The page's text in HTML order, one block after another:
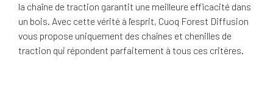
la chaîne de traction garantit une meilleure efficacité dans
un bois. Avec cette vérité à l'esprit, Cuoq Forest Diffusion
vous propose uniquement des chaînes et chenilles de
traction qui répondent parfaitement à tous ces critères.